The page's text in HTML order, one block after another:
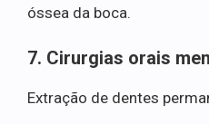
óssea da boca.
7. Cirurgias orais
Extração de dentes